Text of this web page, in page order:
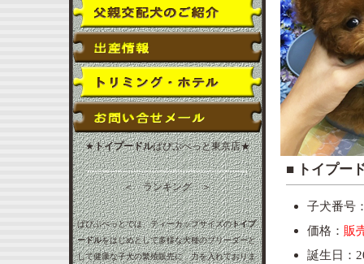
■ トイ
子犬番号
価格： 販
誕生日：
★トイプードルぱぴぷぺっと東京店★
＜ ランキング ＞
ぱぴぷぺっとでは、ティーカップサイズのトイプ
ードルをはじめとして多様な犬種のブリーダーと
して健康な子犬の繁殖販売に 力を入れておりま